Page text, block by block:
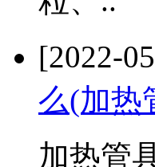
[2022-
么(加热
加热管